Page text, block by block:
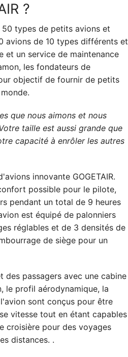
?
types de petits avions et
avions de 10 types différents et
et un service de maintenance
les fondateurs de
objectif de fournir de petits
que nous aimons et nous
taille est aussi grande que
capacité à enrôler les autres
innovante GOGETAIR.
possible pour le pilote,
pendant un total de 9 heures
est équipé de palonniers
réglables et de 3 densités de
de siège pour un
des passagers avec une cabine
le profil aérodynamique, la
sont conçus pour être
vitesse tout en étant capables
croisière pour des voyages
distances. .